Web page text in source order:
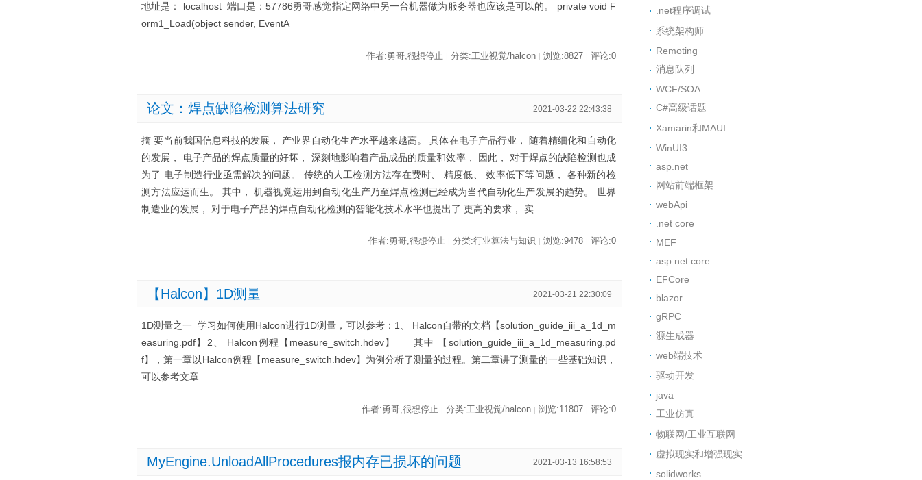
地址是： localhost 端口是：57786勇哥感觉指定网络中另一台机器做为服务器也应该是可以的。 private void F
orm1_Load(object sender, EventA
作者:勇哥,很想停止 | 分类:工业视觉/halcon | 浏览:8827 | 评论:0
论文：焊点缺陷检测算法研究 2021-03-22 22:43:38
摘 要当前我国信息科技的发展， 产业界自动化生产水平越来越高。 具体在电子产品行业， 随着精细化和自动化
的发展， 电子产品的焊点质量的好坏， 深刻地影响着产品成品的质量和效率， 因此， 对于焊点的缺陷检测也成
为了 电子制造行业亟需解决的问题。 传统的人工检测方法存在费时、 精度低、 效率低下等问题， 各种新的检
测方法应运而生。 其中， 机器视觉运用到自动化生产乃至焊点检测已经成为当代自动化生产发展的趋势。 世界
制造业的发展， 对于电子产品的焊点自动化检测的智能化技术水平也提出了 更高的要求， 实
作者:勇哥,很想停止 分类:行业算法与知识 浏览:9478 评论:0
【Halcon】1D测量 2021-03-21 22:30:09
1D测量之一 学习如何使用Halcon进行1D测量，可以参考：1、 Halcon自带的文档【solution_guide_iii_a_1d_m
easuring.pdf】2、 Halcon例程【measure_switch.hdev】 其中 【solution_guide_iii_a_1d_measuring.pd
f】，第一章以Halcon例程【measure_switch.hdev】为例分析了测量的过程。第二章讲了测量的一些基础知识，
可以参考文章
作者:勇哥,很想停止 | 分类:工业视觉/halcon | 浏览:11807 | 评论:0
MyEngine.UnloadAllProcedures报内存已损坏的问题 2021-03-13 16:58:53
.net程序调试
系统架构师
Remoting
消息队列
WCF/SOA
C#高级话题
Xamarin和MAUI
WinUI3
asp.net
网站前端框架
webApi
.net core
MEF
asp.net core
EFCore
blazor
gRPC
源生成器
web端技术
驱动开发
java
工业仿真
物联网/工业互联网
虚拟现实和增强现实
solidworks